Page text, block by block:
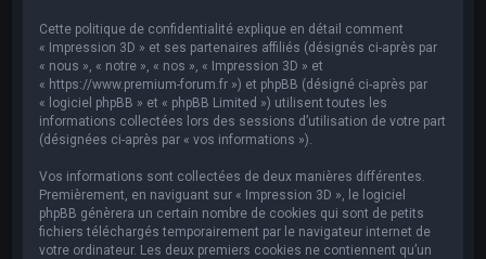
Cette politique de confidentialité explique en détail comment
« Impression 3D » et ses partenaires affiliés (désignés ci-après par
« nous », « notre », « nos », « Impression 3D » et
« https://www.premium-forum.fr ») et phpBB (désigné ci-après par
« logiciel phpBB » et « phpBB Limited ») utilisent toutes les
informations collectées lors des sessions d’utilisation de votre part
(désignées ci-après par « vos informations »).
Vos informations sont collectées de deux manières différentes.
Premièrement, en naviguant sur « Impression 3D », le logiciel
phpBB génèrera un certain nombre de cookies qui sont de petits
fichiers téléchargés temporairement par le navigateur internet de
votre ordinateur. Les deux premiers cookies ne contiennent qu’un